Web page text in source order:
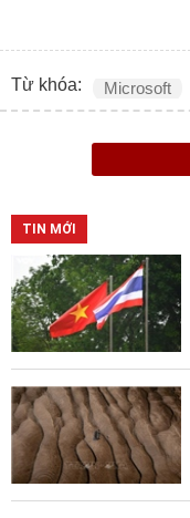
Từ khóa: Microsoft
TIN MỚI